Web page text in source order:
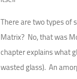
There are two types of
Matrix? No, that was
chapter explains what
wasted glass). An